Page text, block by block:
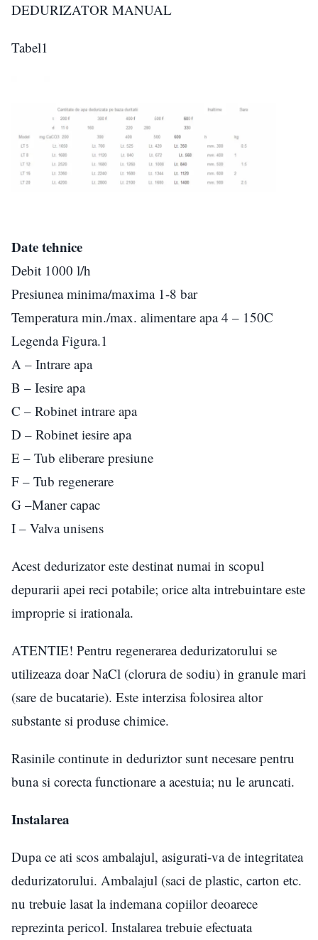
DEDURIZATOR MANUAL
Tabel1
Date tehnice
Debit 1000 l/h
Presiunea minima/maxima 1-8 bar
Temperatura min./max. alimentare apa 4 – 150C
Legenda Figura.1
A – Intrare apa
B – Iesire apa
C – Robinet intrare apa
D – Robinet iesire apa
E – Tub eliberare presiune
F – Tub regenerare
G –Maner capac
I – Valva unisens
Acest dedurizator este destinat numai in scopul
depurarii apei reci potabile; orice alta intrebuintare este
improprie si irationala.
ATENTIE! Pentru regenerarea dedurizatorului se
utilizeaza doar NaCl (clorura de sodiu) in granule mari
(sare de bucatarie). Este interzisa folosirea altor
substante si produse chimice.
Rasinile continute in deduriztor sunt necesare pentru
buna si corecta functionare a acestuia; nu le aruncati.
Instalarea
Dupa ce ati scos ambalajul, asigurati-va de integritatea
dedurizatorului. Ambalajul (saci de plastic, carton etc.
nu trebuie lasat la indemana copiilor deoarece
reprezinta pericol. Instalarea trebuie efectuata